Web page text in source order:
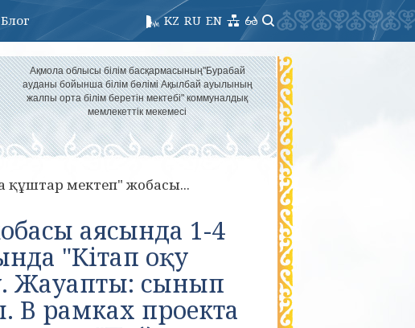
Блог EN
RU
KZ
Ақмола облысы білім басқармасының"Бурабай
ауданы бойынша білім бөлімі Ақылбай ауылының
жалпы орта білім беретін мектебі" коммуналдық
мемлекеттік мекемесі
құштар мектеп" жобасы...
аясында 1-4
"Кітап оқу
Жауапты: сынып
В рамках проекта